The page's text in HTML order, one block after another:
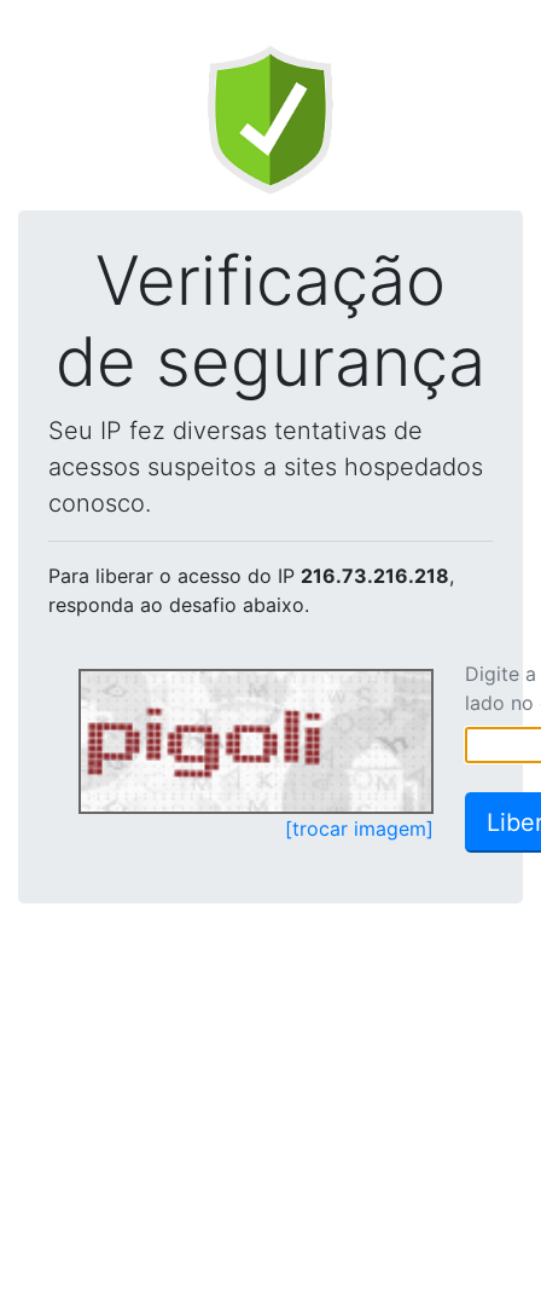
Verificação
de segurança
Seu IP fez diversas tentativas de
acessos suspeitos a sites hospedados
conosco.
Para liberar o acesso do IP 216.73.216.218,
responda ao desafio abaixo.
[trocar imagem]
Digite
lado no